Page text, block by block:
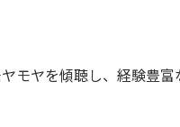
モヤを傾聴し、経験豊富